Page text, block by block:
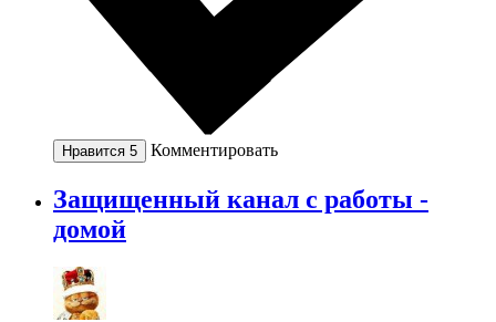
Нравится 5 Комментировать
Защищенный канал с работы -
домой